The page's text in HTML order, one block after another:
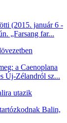
(2015. január 6 -
„Farsang far...
a Caenoplana
Új-Zélandról sz...
utazik
Balin,